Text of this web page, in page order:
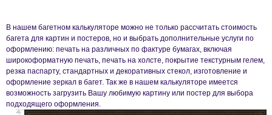
В нашем багетном калькуляторе можно не только рассчитать стоимость
багета для картин и постеров, но и выбрать дополнительные услуги по
оформлению: печать на различных по фактуре бумагах, включая
широкоформатную печать, печать на холсте, покрытие текстурным гелем,
резка паспарту, стандартных и декоративных стекол, изготовление и
оформление зеркал в багет. Так же в нашем калькуляторе имеется
возможность загрузить Вашу любимую картину или постер для выбора
подходящего оформления.